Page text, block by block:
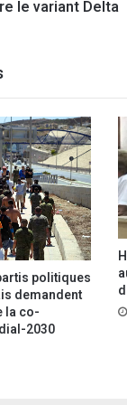
le variant Delta
politiques
demandent
la co-
2030